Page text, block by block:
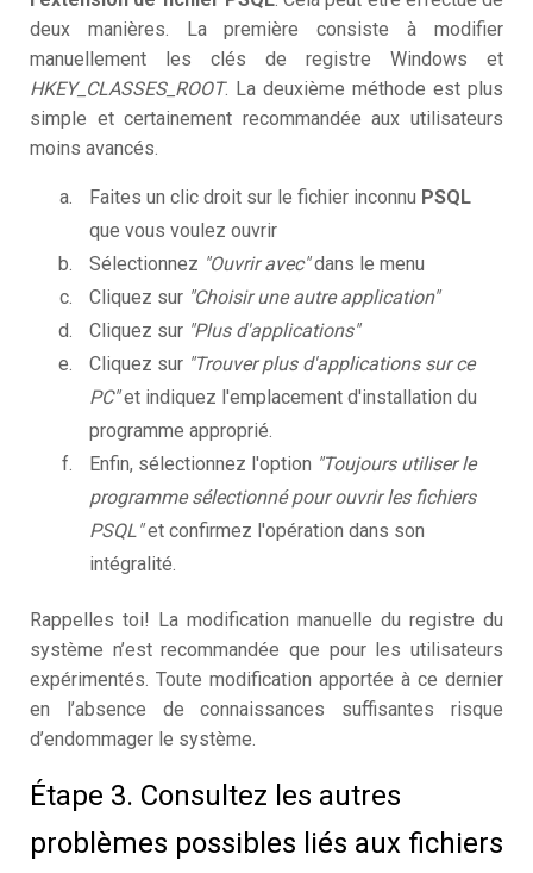
deux manières. La première consiste à modifier
manuellement les clés de registre Windows et
HKEY_CLASSES_ROOT. La deuxième méthode est plus
simple et certainement recommandée aux utilisateurs
moins avancés.
Faites un clic droit sur le fichier inconnu PSQL
que vous voulez ouvrir
Sélectionnez "Ouvrir avec"dans le menu
Cliquez sur "Choisir une autre application"
Cliquez sur "Plus d'applications"
Cliquez sur "Trouver plus d'applications sur ce
PC"et indiquez l'emplacement d'installation du
programme approprié.
Enfin, sélectionnez l'option "Toujours utiliser le
programme sélectionné pour ouvrir les fichiers
PSQL"et confirmez l'opération dans son
intégralité.
Rappelles toi! La modification manuelle du registre du
système n’est recommandée que pour les utilisateurs
expérimentés. Toute modification apportée à ce dernier
en l’absence de connaissances suffisantes risque
d’endommager le système.
Étape 3. Consultez les autres
problèmes possibles liés aux fichiers